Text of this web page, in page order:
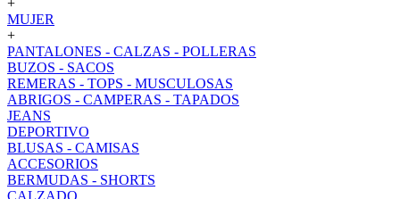
+
MUJER
+
PANTALONES - CALZAS - POLLERAS
BUZOS - SACOS
REMERAS - TOPS - MUSCULOSAS
ABRIGOS - CAMPERAS - TAPADOS
JEANS
DEPORTIVO
BLUSAS - CAMISAS
ACCESORIOS
BERMUDAS - SHORTS
CALZADO